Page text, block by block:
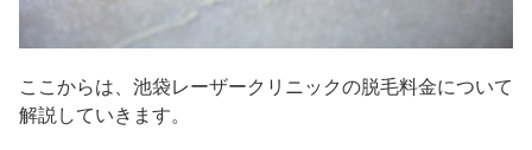
ここからは、池袋レーザークリニックの脱毛料金について
解説していきます。